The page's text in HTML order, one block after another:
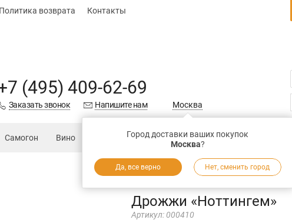
Политика возврата Контакты
(495) 409-62-69
Заказать звонок Напишите нам Москва
Город доставки ваших покупок
Москва?
Да, все верно Нет, сменить город
Самогон Вино Подарки Запчасти Магазинам
Дрожжи «Ноттингем»
Артикул: 000410